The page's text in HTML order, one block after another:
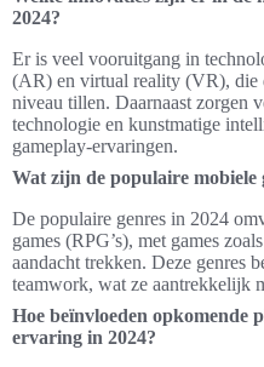
2024?
Er is veel vooruitgang in
(AR) en virtual reality (VR), die
niveau tillen. Daarnaast zorgen
technologie en kunstmatige
gameplay-ervaringen.
Wat zijn de populaire mobiele
De populaire genres in 2024
games (RPG’s), met games
aandacht trekken. Deze genres
teamwork, wat ze aantrekkelijk
Hoe beïnvloeden opkomende
ervaring in 2024?